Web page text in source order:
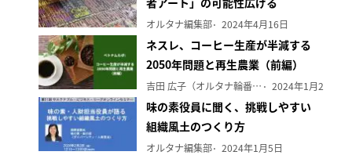
オルタナ編集部 2024年4月16日
ネスレ、コーヒー生産が半減する
2050年問題と再生農業（前編）
吉田 広子（オルタナ輪番編集長） 2024年1月29日
味の素役員に聞く、挑戦しやすい
組織風土のつくり方
オルタナ編集部 2024年1月5日